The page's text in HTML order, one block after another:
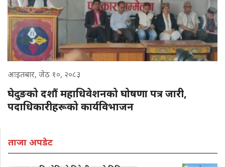
आइतबार, जेठ १०, २०८३
घेदुङको दशौं महाधिवेशनको घोषणा पत्र जारी,
पदाधिकारीहरूको कार्यविभाजन
ताजा अपडेट